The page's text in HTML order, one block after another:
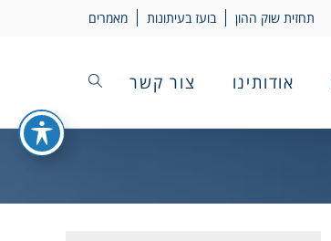
תחזית שוק ההון בועז בעיתונות מאמרים
אודותינו צור קשר